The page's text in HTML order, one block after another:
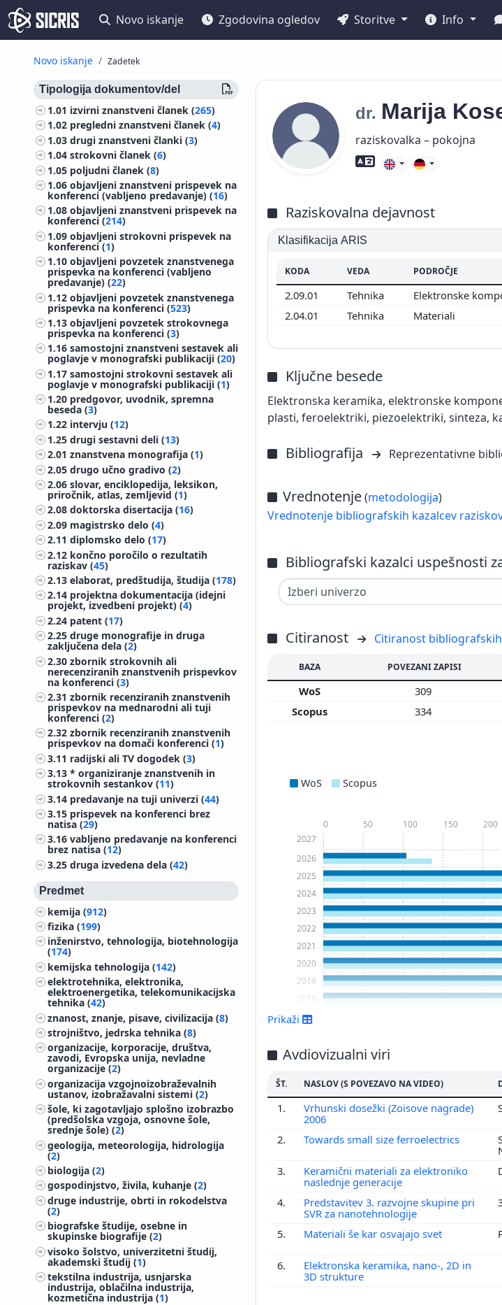
Novo iskanje Zgodovina ogledov Storitve Info
Novo iskanje Zadetek
Tipologija dokumentov/del
1.01 izvirni znanstveni članek (265)
1.02 pregledni znanstveni članek (4)
1.03drugi znanstveni članki (3)
1.04strokovni članek (6)
1.05 poljudni članek (8)
1.06objavljeni znanstveni prispevek na
konferenci (vabljeno predavanje) (16)
1.08objavljeni znanstveni prispevek na
konferenci (214)
1.09objavljeni strokovni prispevek na
konferenci (1)
1.10objavljeni povzetek znanstvenega
prispevka na konferenci (vabljeno
predavanje) (22)
1.12objavljeni povzetek znanstvenega
prispevka na konferenci (523)
1.13objavljeni povzetek strokovnega
prispevka na konferenci (3)
1.16samostojni znanstveni sestavek ali
poglavje v monografski publikaciji (20)
1.17samostojni strokovni sestavek ali
poglavje v monografski publikaciji (1)
1.20 predgovor, uvodnik, spremna
beseda (3)
1.22 intervju (12)
1.25drugi sestavni deli (13)
2.01znanstvena monografija (1)
2.05drugo učno gradivo (2)
2.06slovar, enciklopedija, leksikon,
priročnik, atlas, zemljevid (1)
2.08doktorska disertacija (16)
2.09 magistrsko delo (4)
2.11diplomsko delo (17)
2.12 končno poročilo o rezultatih
raziskav (45)
2.13elaborat, predštudija, študija (178)
2.14 projektna dokumentacija (idejni
projekt, izvedbeni projekt) (4)
2.24 patent (17)
2.25druge monografije in druga
zaključena dela (2)
2.30zbornik strokovnih ali
nerecenziranih znanstvenih prispevkov
na konferenci (3)
2.31zbornik recenziranih znanstvenih
prispevkov na mednarodni ali tuji
konferenci (2)
2.32zbornik recenziranih znanstvenih
prispevkov na domači konferenci (1)
3.11 radijski ali TV dogodek (3)
3.13* organiziranje znanstvenih in
strokovnih sestankov (11)
3.14 predavanje na tuji univerzi (44)
3.15 prispevek na konferenci brez
natisa (29)
3.16vabljeno predavanje na konferenci
brez natisa (12)
3.25druga izvedena dela (42)
Predmet
kemija (912)
fizika (199)
inženirstvo, tehnologija, biotehnologija
(174)
kemijska tehnologija (142)
elektrotehnika, elektronika,
elektroenergetika, telekomunikacijska
tehnika (42)
znanost, znanje, pisave, civilizacija (8)
strojništvo, jedrska tehnika (8)
organizacije, korporacije, društva,
zavodi, Evropska unija, nevladne
organizacije (2)
organizacija vzgojnoizobraževalnih
ustanov, izobražavalni sistemi (2)
šole, ki zagotavljajo splošno izobrazbo
(predšolska vzgoja, osnovne šole,
srednje šole) (2)
geologija, meteorologija, hidrologija
(2)
biologija (2)
gospodinjstvo, živila, kuhanje (2)
druge industrije, obrti in rokodelstva
(2)
biografske študije, osebne in
skupinske biografije (2)
visoko šolstvo, univerzitetni študij,
akademski študij (1)
tekstilna industrija, usnjarska
industrija, oblačilna industrija,
kozmetična industrija (1)
dr. Marija
raziskovalka – pokojna
Znanje tujih jezikov
Raziskovalna dejavnost
Klasifikacija ARIS
KODA VEDA PODROČJE
2.09.01 Tehnika Elektronske
2.04.01
Tehnika Materiali
Ključne besede
Elektronska keramika, elektronske
plasti, feroelektriki, piezoelektriki, sinteza,
Bibliografija Reprezentativne
Vrednotenje(metodologija)
Vrednotenje bibliografskih kazalcev
Bibliografski kazalci uspešnosti
Citiranost Citiranost bibliografskih
BAZA POVEZANI ZAPISI
WoS 309
Scopus
334
WoS Scopus
2002
2003
2006
2007
2008
2010
2011
2012
2013
2015
2017
2019
2020
2021
2022
2023
2024
2025
2026
2027
0 50 100 150 200
Prikaži
Avdiovizualni viri
ŠT. NASLOV (S POVEZAVO NA VIDEO)
1.
Vrhunski dosežki (Zoisove nagrade)
2006
2.
Towards small size ferroelectrics
3.
Keramični materiali za elektroniko
naslednje generacije
4.
Predstavitev 3. razvojne skupine pri
SVR za nanotehnologije
5.
Materiali še kar osvajajo svet
6.
Elektronska keramika, nano-, 2D in
3D strukture